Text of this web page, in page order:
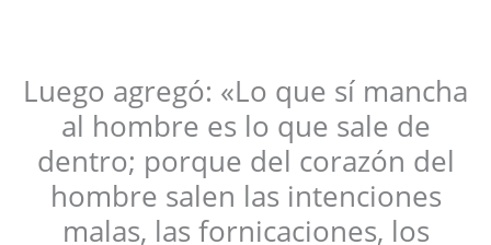
Luego agregó: «Lo que sí mancha
al hombre es lo que sale de
dentro; porque del corazón del
hombre salen las intenciones
malas, las fornicaciones, los